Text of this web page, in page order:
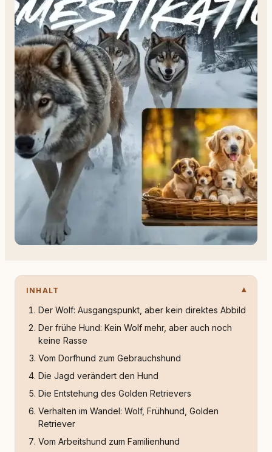
INHALT
Der Wolf: Ausgangspunkt, aber kein direktes Abbild
Der frühe Hund: Kein Wolf mehr, aber auch noch
keine Rasse
Vom Dorfhund zum Gebrauchshund
Die Jagd verändert den Hund
Die Entstehung des Golden Retrievers
Verhalten im Wandel: Wolf, Frühhund, Golden
Retriever
Vom Arbeitshund zum Familienhund